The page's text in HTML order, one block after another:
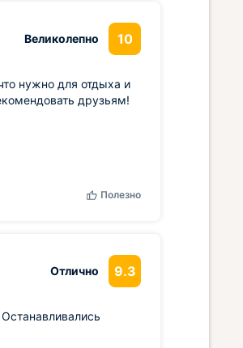
Великолепно 10
нужно для отдыха и
друзьям!
Полезно
Отлично 9.3